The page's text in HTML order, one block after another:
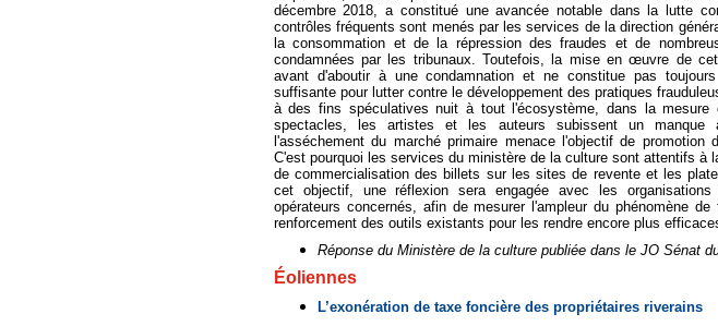
décembre 2018, a constitué une avancée notable dans la lutte
contrôles fréquents sont menés par les services de la direction
la consommation et de la répression des fraudes et de
condamnées par les tribunaux. Toutefois, la mise en œuvre de
avant d'aboutir à une condamnation et ne constitue pas
suffisante pour lutter contre le développement des pratiques
à des fins spéculatives nuit à tout l'écosystème, dans la mesure
spectacles, les artistes et les auteurs subissent un manque
l'asséchement du marché primaire menace l'objectif de promotion
C'est pourquoi les services du ministère de la culture sont attentifs à
de commercialisation des billets sur les sites de revente et les
cet objectif, une réflexion sera engagée avec les organisations
opérateurs concernés, afin de mesurer l'ampleur du phénomène
renforcement des outils existants pour les rendre encore plus
Réponse du Ministère de la culture publiée dans le JO Sénat
Éoliennes
L’exonération de taxe foncière des propriétaires riverains